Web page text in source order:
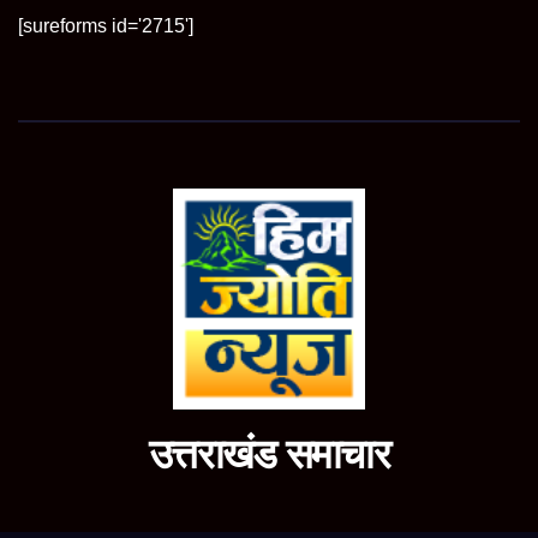
[sureforms id='2715']
उत्तराखंड समाचार